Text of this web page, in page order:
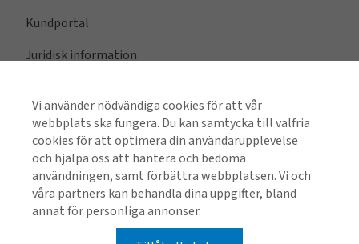
Kundportal
Juridisk information
Visa alla regioner
Hitta oss på sociala medier
Vi använder nödvändiga cookies för att vår
webbplats ska fungera. Du kan samtycka till valfria
cookies för att optimera din användarupplevelse
och hjälpa oss att hantera och bedöma
användningen, samt förbättra webbplatsen. Vi och
våra partners kan behandla dina uppgifter, bland
annat för personliga annonser.